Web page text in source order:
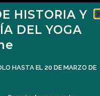
HISTORIA Y
DEL YOGA
HASTA EL 20 DE MARZO DE